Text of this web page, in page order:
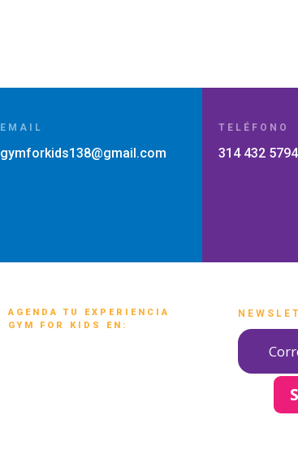
EMAIL
gymforkids138@gmail.com
TELÉFONO
314 432 5794
AGENDA TU EXPERIENCIA
GYM FOR KIDS EN: